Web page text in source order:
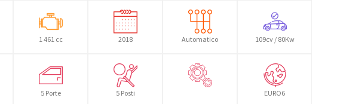
1 461 cc 2018 Automatico 109cv / 80Kw
5 Porte 5 Posti EURO6